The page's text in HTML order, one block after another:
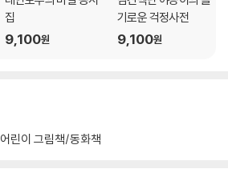
집
9,100원
기로운 걱정사전
9,100원
어린이 그림책/동화책